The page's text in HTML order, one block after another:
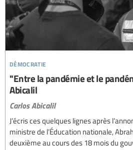
démocratie
"Entre la pandémie et le
Abicalil
Carlos Abicalil
J’écris ces quelques lignes après
ministre de l’Éducation nationale,
deuxième au cours des 18 mois du